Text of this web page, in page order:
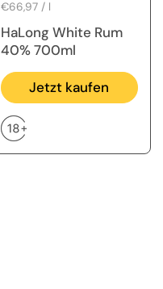
Stückpreis
€66,97 / l
HaLong White Rum
40% 700ml
Jetzt kaufen